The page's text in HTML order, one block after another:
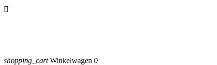

shopping_cart Winkelwagen 0